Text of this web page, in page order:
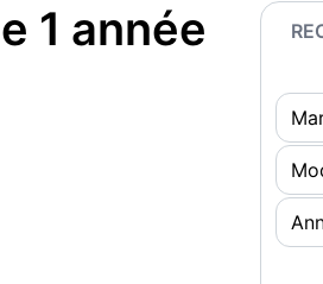
1 année